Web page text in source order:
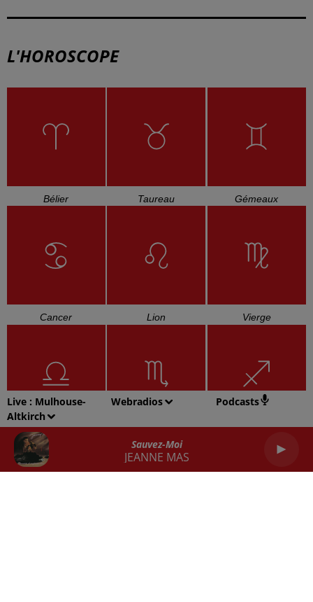
Live : Mulhouse-
Altkirch
Webradios Podcasts
Sauvez-Moi
JEANNE MAS
L'HOROSCOPE
Bélier Taureau Gémeaux
Cancer Lion Vierge
Balance